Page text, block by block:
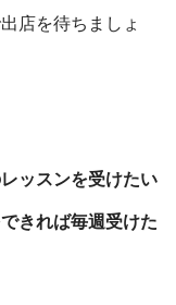
店を待ちましょ
ッスンを受けたい
きれば毎週受けた